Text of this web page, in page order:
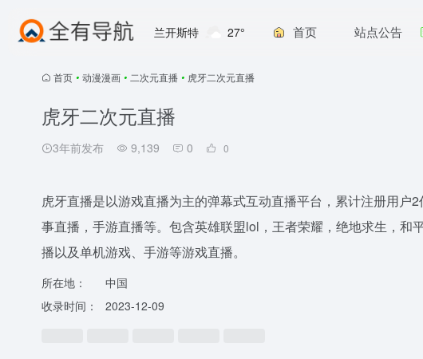
兰开斯特 27° 首页 站点公告
首页 • 动漫漫画 • 二次元直播 • 虎牙二次元直播
虎牙二次元直播
3年前发布 9,139 0 0
虎牙直播是以游戏直播为主的弹幕式互动直播平台，累计注册用户
事直播，手游直播等。包含英雄联盟lol，王者荣耀，绝地求生，和
播以及单机游戏、手游等游戏直播。
所在地：
中国
收录时间：
2023-12-09